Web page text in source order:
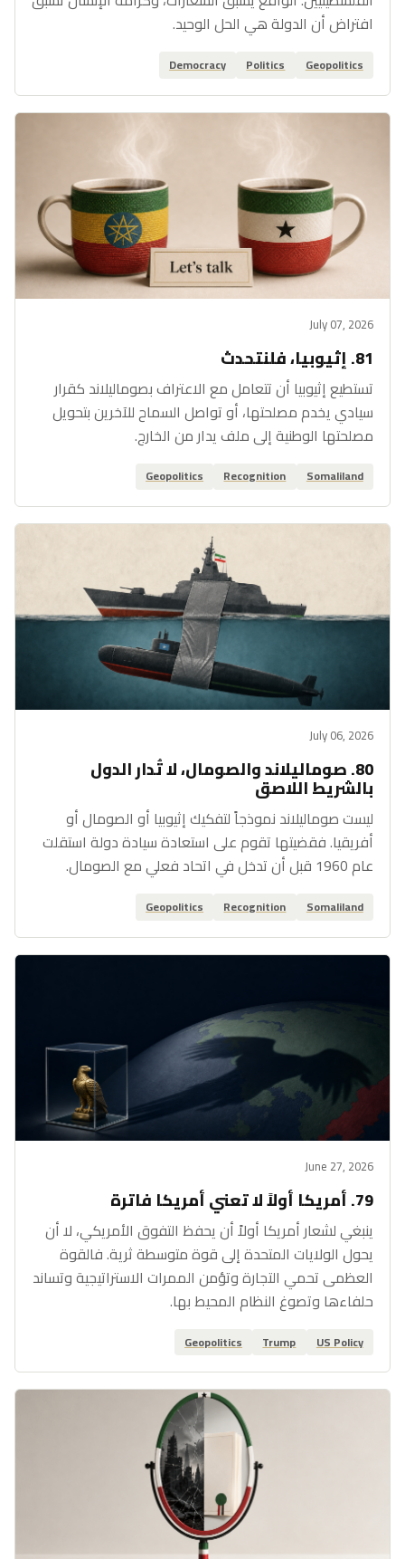
افتراض أن الدولة هي الحل الوحيد.
Geopolitics
Politics
Democracy
July 07, 2026
81. إثيوبيا، فلنتحدث
تستطيع إثيوبيا أن تتعامل مع الاعتراف بصوماليلاند كقرار
سيادي يخدم مصلحتها، أو تواصل السماح للآخرين بتحويل
مصلحتها الوطنية إلى ملف يدار من الخارج.
Somaliland
Recognition
Geopolitics
July 06, 2026
80. صوماليلاند والصومال، لا تُدار الدول
بالشريط اللاصق
ليست صوماليلاند نموذجاً لتفكيك إثيوبيا أو الصومال أو
أفريقيا. فقضيتها تقوم على استعادة سيادة دولة استقلت
عام 1960 قبل أن تدخل في اتحاد فعلي مع الصومال.
Somaliland
Recognition
Geopolitics
June 27, 2026
79. أمريكا أولاً لا تعني أمريكا فاترة
ينبغي لشعار أمريكا أولاً أن يحفظ التفوق الأمريكي، لا أن
يحول الولايات المتحدة إلى قوة متوسطة ثرية. فالقوة
العظمى تحمي التجارة وتؤمن الممرات الاستراتيجية وتساند
حلفاءها وتصوغ النظام المحيط بها.
US Policy
Trump
Geopolitics